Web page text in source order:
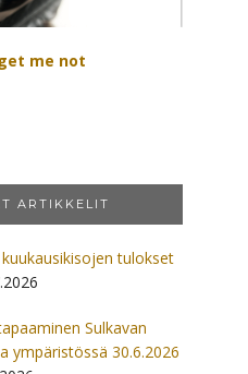
me not
ARTIKKELIT
tulokset
Sulkavan
ympäristössä 30.6.2026